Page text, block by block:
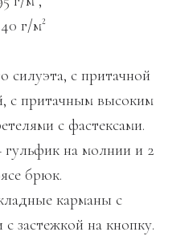
г/м²
силуэта, с притачной
с притачным высоким
с фастексами.
гульфик на молнии и 2
брюк.
карманы с
застежкой на кнопку.